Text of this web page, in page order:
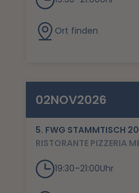
Ort finden
02NOV2026
5. FWG STAMMTISCH
RISTORANTE PIZZERIA
19:30–21:00Uhr